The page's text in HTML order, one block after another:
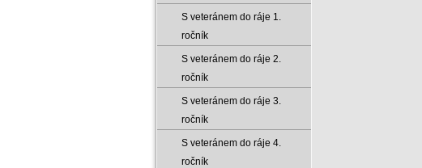
S veteránem do ráje 1.
ročník
S veteránem do ráje 2.
ročník
S veteránem do ráje 3.
ročník
S veteránem do ráje 4.
ročník